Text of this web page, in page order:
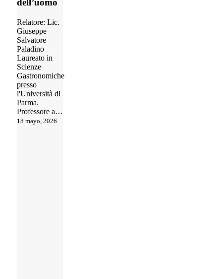
Relatore: Lic.
Giuseppe
Salvatore
Paladino
Laureato in
Scienze
Gastronomiche
presso
l'Università di
Parma.
Professore a…
18 mayo, 2026